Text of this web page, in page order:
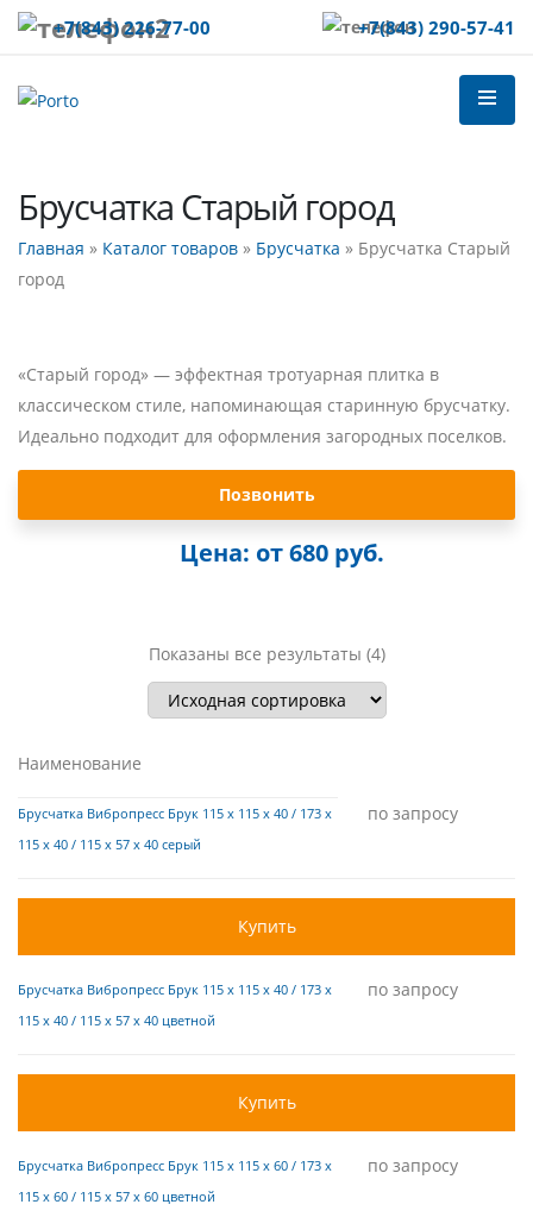
+7(843)226-77-00 +7(843) 290-57-41
Брусчатка Старый город
Главная » Каталог товаров » Брусчатка » Брусчатка Старый
город
«Старый город» — эффектная тротуарная плитка в
классическом стиле, напоминающая старинную брусчатку.
Идеально подходит для оформления загородных поселков.
Позвонить
Цена: от 680 руб.
Показаны все результаты (4)
Наименование
Брусчатка Вибропресс Брук 115 х 115 х 40 / 173 х
115 х 40 / 115 х 57 х 40 серый
по запросу
Купить
Брусчатка Вибропресс Брук 115 х 115 х 40 / 173 х
115 х 40 / 115 х 57 х 40 цветной
по запросу
Купить
Брусчатка Вибропресс Брук 115 х 115 х 60 / 173 х
115 х 60 / 115 х 57 х 60 цветной
по запросу